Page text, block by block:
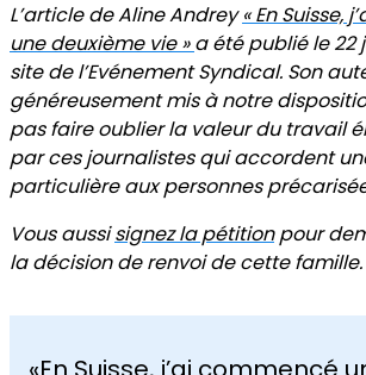
L’article de Aline Andrey« En Suisse,
une deuxième vie »a été publié le 22
site de l’Evénement Syndical. Son
généreusement mis à notre
pas faire oublier la valeur du travail
par ces journalistes qui accordent
particulière aux personnes
Vous aussisignez la pétitionpour
la décision de renvoi de cette famille.